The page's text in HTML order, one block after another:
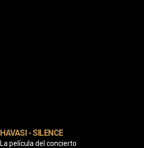
HAVASI - SILENCE
La película del concierto